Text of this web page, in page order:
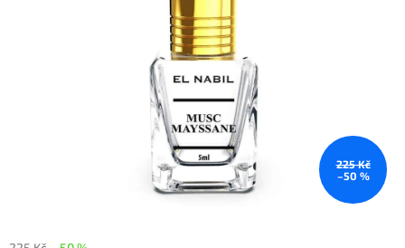
225 Kč
–50 %